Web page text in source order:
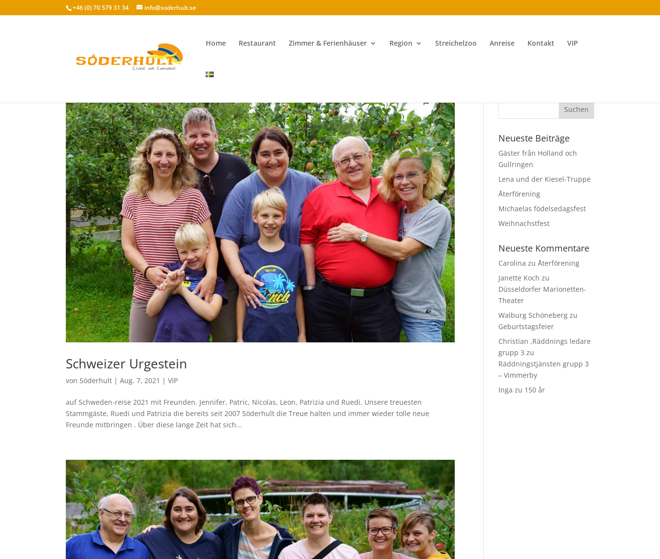
+46 (0) 70 579 31 34 info@soderhult.se
Home Restaurant Zimmer & Ferienhäuser Region Streichelzoo Anreise Kontakt VIP
Schweizer Urgestein
von Söderhult |Aug. 7, 2021 |VIP
auf Schweden-reise 2021 mit Freunden. Jennifer, Patric, Nicolas, Leon, Patrizia und Ruedi. Unsere treuesten
Stammgäste, Ruedi und Patrizia die bereits seit 2007 Söderhult die Treue halten und immer wieder tolle neue
Freunde mitbringen . Über diese lange Zeit hat sich...
Neueste Beiträge
Gäster från Holland och
Gullringen
Lena und der Kiesel-Truppe
Återförening
Michaelas födelsedagsfest
Weihnachstfest
Neueste Kommentare
Carolina zuÅterförening
Janette Koch zu
Düsseldorfer Marionetten-
Theater
Walburg Schöneberg zu
Geburtstagsfeier
Christian ,Räddnings ledare
grupp 3 zu
Räddningstjänsten grupp 3
– Vimmerby
Inga zu 150 år